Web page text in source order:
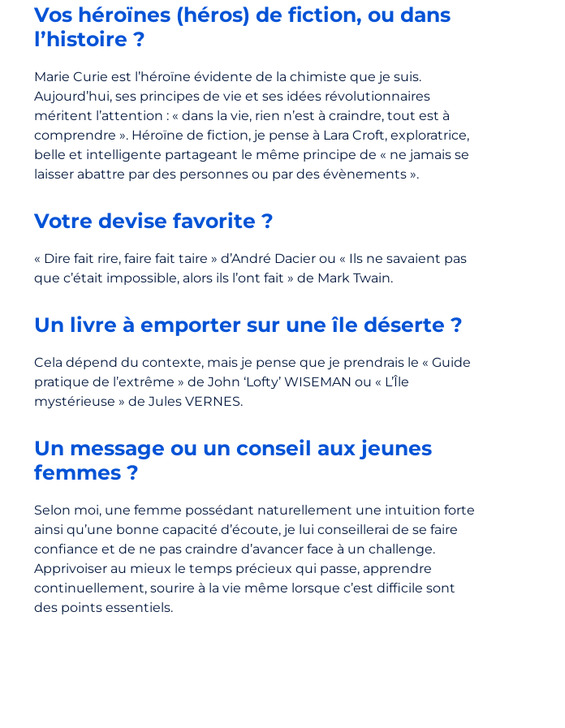
Vos héroïnes (héros) de fiction, ou dans
l’histoire ?
Marie Curie est l’héroïne évidente de la chimiste que je suis.
Aujourd’hui, ses principes de vie et ses idées révolutionnaires
méritent l’attention : « dans la vie, rien n’est à craindre, tout est à
comprendre ». Héroïne de fiction, je pense à Lara Croft, exploratrice,
belle et intelligente partageant le même principe de « ne jamais se
laisser abattre par des personnes ou par des évènements ».
Votre devise favorite ?
« Dire fait rire, faire fait taire » d’André Dacier ou « Ils ne savaient pas
que c’était impossible, alors ils l’ont fait » de Mark Twain.
Un livre à emporter sur une île déserte ?
Cela dépend du contexte, mais je pense que je prendrais le « Guide
pratique de l’extrême » de John ‘Lofty’ WISEMAN ou « L’Île
mystérieuse » de Jules VERNES.
Un message ou un conseil aux jeunes
femmes ?
Selon moi, une femme possédant naturellement une intuition forte
ainsi qu’une bonne capacité d’écoute, je lui conseillerai de se faire
confiance et de ne pas craindre d’avancer face à un challenge.
Apprivoiser au mieux le temps précieux qui passe, apprendre
continuellement, sourire à la vie même lorsque c’est difficile sont
des points essentiels.